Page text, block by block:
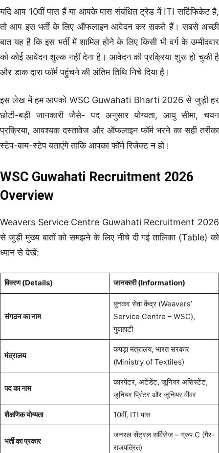
यदि आप 10वीं पास हैं या आपके पास संबंधित ट्रेड में ITI सर्टिफिकेट है,
तो आप इस भर्ती के लिए ऑफलाइन आवेदन कर सकते हैं। सबसे अच्छी
बात यह है कि इस भर्ती में शामिल होने के लिए किसी भी वर्ग के उम्मीदवार
को कोई आवेदन शुल्क नहीं देना है। आवेदन की प्रक्रिया शुरू हो चुकी है
और डाक द्वारा फॉर्म पहुंचने की अंतिम तिथि निचे दिया है।
इस लेख में हम आपको WSC Guwahati Bharti 2026 से जुड़ी हर
छोटी-बड़ी जानकारी जैसे- पद अनुसार योग्यता, आयु सीमा, चयन
प्रक्रिया, आवश्यक दस्तावेज और ऑफलाइन फॉर्म भरने का सही तरीका
स्टेप-बाय-स्टेप बताएंगे ताकि आपका फॉर्म रिजेक्ट न हो।
WSC Guwahati Recruitment 2026
Overview
Weavers Service Centre Guwahati Recruitment 2026
से जुड़ी मुख्य बातों को समझने के लिए नीचे दी गई तालिका (Table) को
ध्यान से देखें:
विवरण (Details) जानकारी (Information)
संगठन का नाम
बुनकर सेवा केंद्र (Weavers’
Service Centre – WSC),
गुवाहाटी
मंत्रालय
कपड़ा मंत्रालय, भारत सरकार
(Ministry of Textiles)
पद का नाम
कारपेंटर, अटेंडेंट, जूनियर असिस्टेंट,
जूनियर प्रिंटर और जूनियर वीवर
शैक्षणिक योग्यता 10वीं, ITI पास
भर्ती का प्रकार
जनरल सेंट्रल सर्विसेज – ग्रुप C (गैर-
राजपत्रित)